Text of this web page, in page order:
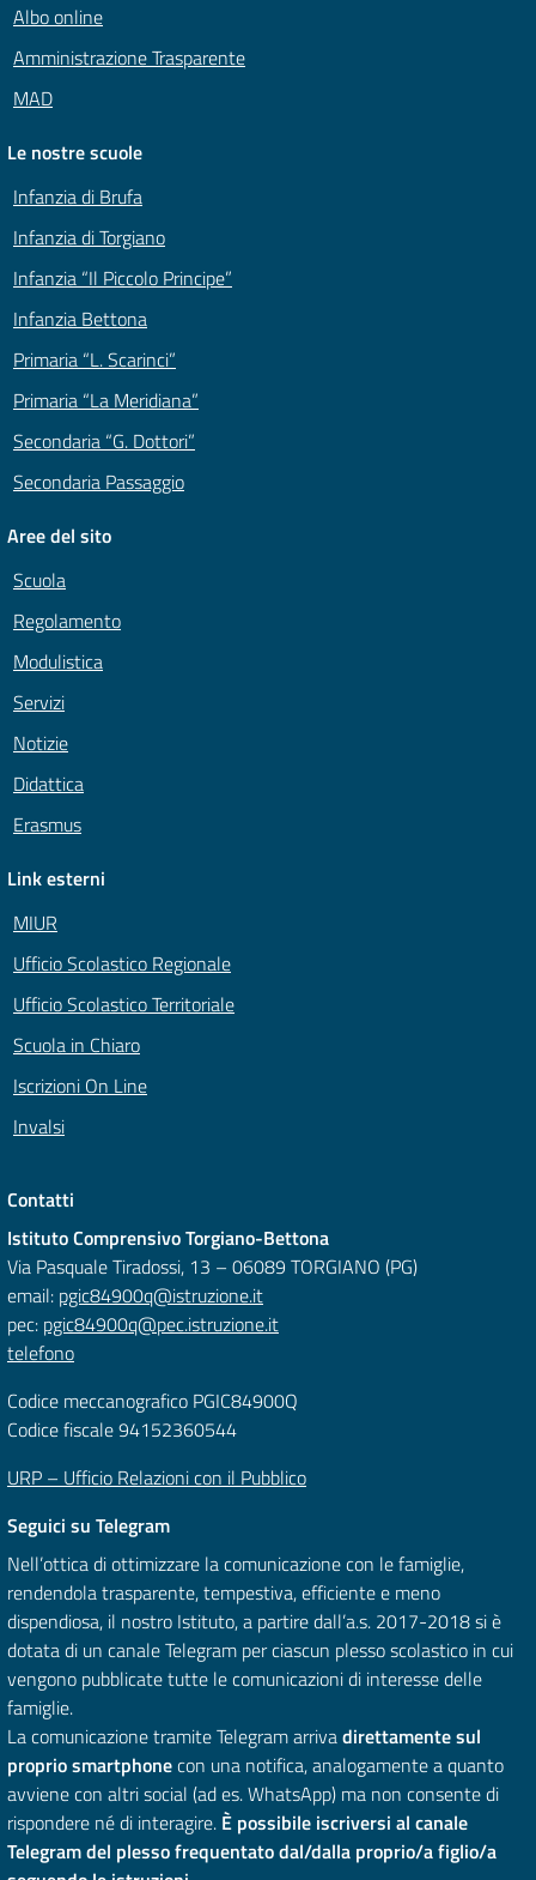
Albo online
Amministrazione Trasparente
MAD
Le nostre scuole
Infanzia di Brufa
Infanzia di Torgiano
Infanzia “Il Piccolo Principe”
Infanzia Bettona
Primaria “L. Scarinci”
Primaria “La Meridiana”
Secondaria “G. Dottori”
Secondaria Passaggio
Aree del sito
Scuola
Regolamento
Modulistica
Servizi
Notizie
Didattica
Erasmus
Link esterni
MIUR
Ufficio Scolastico Regionale
Ufficio Scolastico Territoriale
Scuola in Chiaro
Iscrizioni On Line
Invalsi
Contatti
Istituto Comprensivo Torgiano-Bettona
Via Pasquale Tiradossi, 13 – 06089 TORGIANO (PG)
email: pgic84900q@istruzione.it
pec: pgic84900q@pec.istruzione.it
telefono
Codice meccanografico PGIC84900Q
Codice fiscale 94152360544
URP – Ufficio Relazioni con il Pubblico
Seguici su Telegram
Nell’ottica di ottimizzare la comunicazione con le famiglie,
rendendola trasparente, tempestiva, efficiente e meno
dispendiosa, il nostro Istituto, a partire dall’a.s. 2017-2018 si è
dotata di un canale Telegram per ciascun plesso scolastico in cui
vengono pubblicate tutte le comunicazioni di interesse delle
famiglie.
La comunicazione tramite Telegram arrivadirettamente sul
proprio smartphonecon una notifica, analogamente a quanto
avviene con altri social (ad es. WhatsApp) ma non consente di
rispondere né di interagire. È possibile iscriversi al canale
Telegram del plesso frequentato dal/dalla proprio/a figlio/a